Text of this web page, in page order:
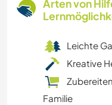
Arten von
Leichte
Kreative
Familie